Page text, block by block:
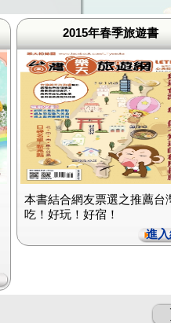
2015年春季旅遊書
本書結合網友票選之推薦台
吃！好玩！好宿！
進